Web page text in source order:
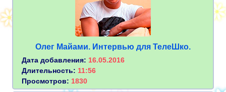
Олег Майами. Интервью для ТелеШко.
Дата добавления: 16.05.2016
Длительность: 11:56
Просмотров: 1830